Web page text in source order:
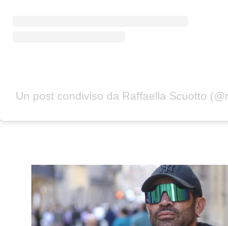
Un post condiviso da Raffaella Scuotto